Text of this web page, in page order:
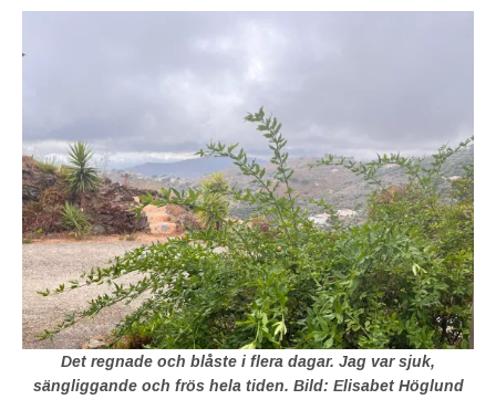
Det regnade och blåste i flera dagar. Jag var sjuk,
sängliggande och frös hela tiden. Bild: Elisabet Höglund